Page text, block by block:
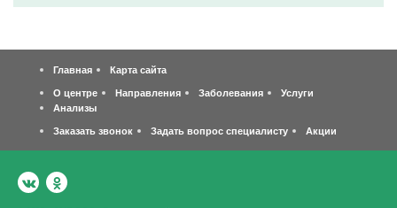
Главная
Карта сайта
О центре
Направления Заболевания
Услуги
Анализы
Заказать звонок
Задать вопрос специалисту Акции